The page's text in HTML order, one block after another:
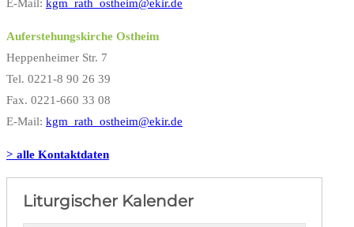
E-Mail: kgm_rath_ostheim@ekir.de
Auferstehungskirche Ostheim
Heppenheimer Str. 7
Tel. 0221-8 90 26 39
Fax. 0221-660 33 08
E-Mail: kgm_rath_ostheim@ekir.de
> alle Kontaktdaten